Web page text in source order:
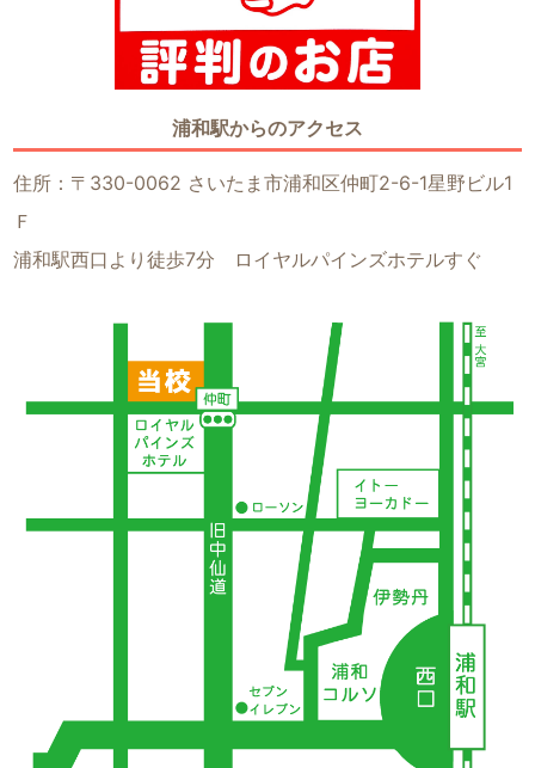
浦和駅からのアクセス
住所：〒330-0062 さいたま市浦和区仲町2-6-1星野ビル1
Ｆ
浦和駅西口より徒歩7分 ロイヤルパインズホテルすぐ